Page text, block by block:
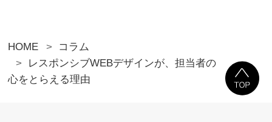
HOME
コラム
レスポンシブWEBデザインが、担当者の
心をとらえる理由